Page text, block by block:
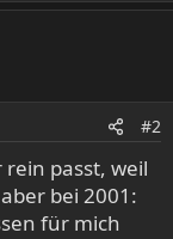
#2
passt, weil
bei 2001:
für mich